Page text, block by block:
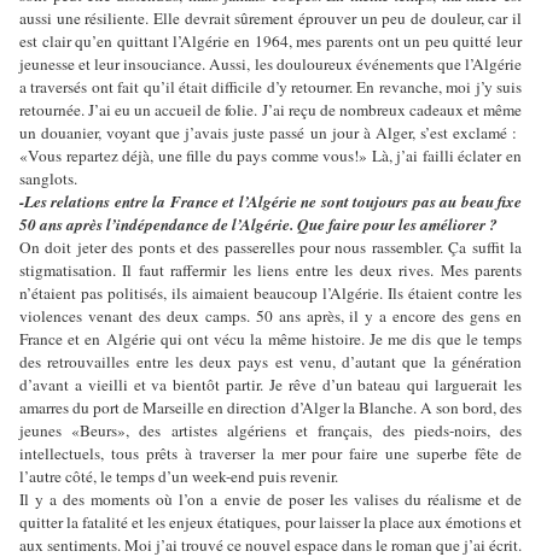
aussi une résiliente. Elle devrait sûrement éprouver un peu de douleur, car il
est clair qu’en quittant l’Algérie en 1964, mes parents ont un peu quitté leur
jeunesse et leur insouciance. Aussi, les douloureux événements que l’Algérie
a traversés ont fait qu’il était difficile d’y retourner. En revanche, moi j’y suis
retournée. J’ai eu un accueil de folie. J’ai reçu de nombreux cadeaux et même
un douanier, voyant que j’avais juste passé un jour à Alger, s’est exclamé :
«Vous repartez déjà, une fille du pays comme vous!» Là, j’ai failli éclater en
sanglots.
-Les relations entre la France et l’Algérie ne sont toujours pas au beau fixe
50 ans après l’indépendance de l’Algérie. Que faire pour les améliorer ?
On doit jeter des ponts et des passerelles pour nous rassembler. Ça suffit la
stigmatisation. Il faut raffermir les liens entre les deux rives. Mes parents
n’étaient pas politisés, ils aimaient beaucoup l’Algérie. Ils étaient contre les
violences venant des deux camps. 50 ans après, il y a encore des gens en
France et en Algérie qui ont vécu la même histoire. Je me dis que le temps
des retrouvailles entre les deux pays est venu, d’autant que la génération
d’avant a vieilli et va bientôt partir. Je rêve d’un bateau qui larguerait les
amarres du port de Marseille en direction d’Alger la Blanche. A son bord, des
jeunes «Beurs», des artistes algériens et français, des pieds-noirs, des
intellectuels, tous prêts à traverser la mer pour faire une superbe fête de
l’autre côté, le temps d’un week-end puis revenir.
Il y a des moments où l’on a envie de poser les valises du réalisme et de
quitter la fatalité et les enjeux étatiques, pour laisser la place aux émotions et
aux sentiments. Moi j’ai trouvé ce nouvel espace dans le roman que j’ai écrit.